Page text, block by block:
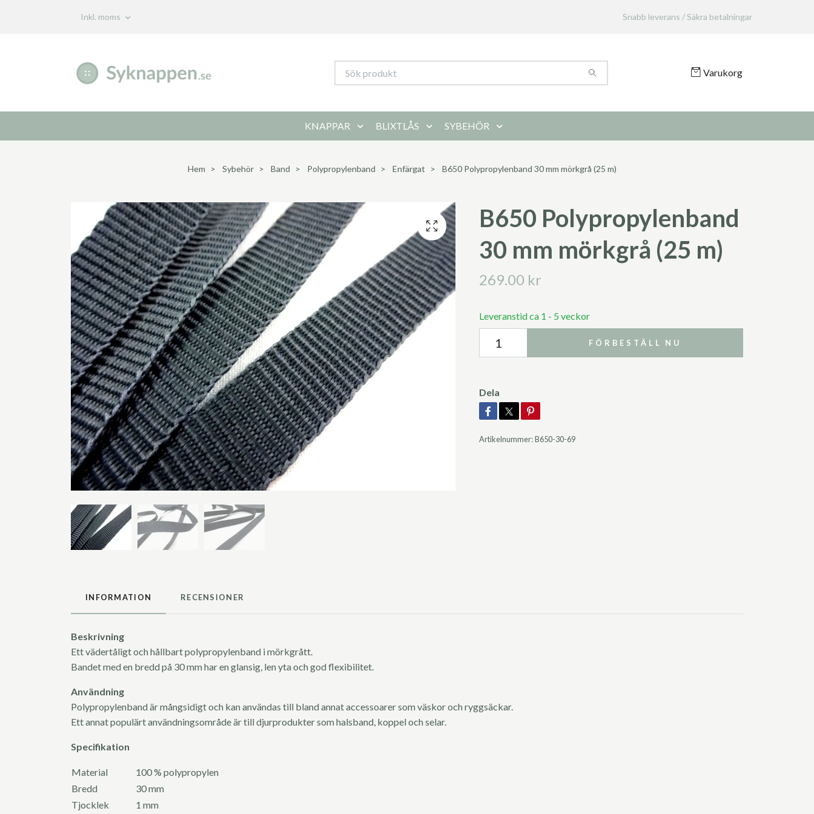
Inkl. moms Snabb leverans / Säkra betalningar
Varukorg
KNAPPAR BLIXTLÅS SYBEHÖR
Hem Sybehör Band Polypropylenband Enfärgat B650 Polypropylenband 30 mm mörkgrå (25 m)
B650 Polypropylenband
30 mm mörkgrå (25 m)
269.00 kr
Leveranstid ca 1 - 5 veckor
FÖRBESTÄLL NU
Dela
Artikelnummer:B650-30-69
INFORMATION RECENSIONER
Beskrivning
Ett vädertåligt och hållbart polypropylenband i mörkgrått.
Bandet med en bredd på 30 mm har en glansig, len yta och god flexibilitet.
Användning
Polypropylenband är mångsidigt och kan användas till bland annat accessoarer som väskor och ryggsäckar.
Ett annat populärt användningsområde är till djurprodukter som halsband, koppel och selar.
Specifikation
Material
100 % polypropylen
Bredd
30 mm
Tjocklek
1 mm